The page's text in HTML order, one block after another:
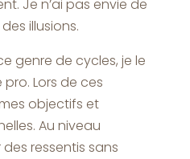
Je n’ai pas envie de
illusions.
genre de cycles, je le
Lors de ces
objectifs et
Au niveau
ressentis sans